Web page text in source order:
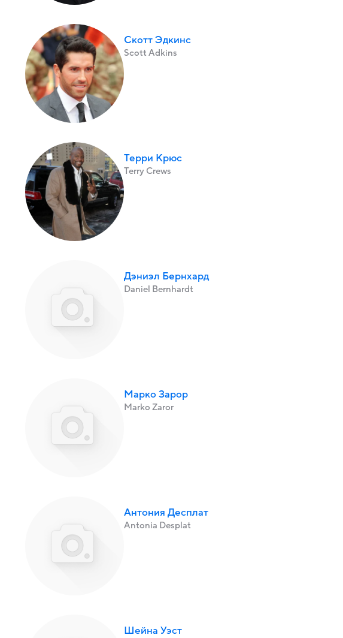
Скотт Эдкинс
Scott Adkins
Терри Крюс
Terry Crews
Дэниэл Бернхард
Daniel Bernhardt
Марко Зарор
Marko Zaror
Антония Десплат
Antonia Desplat
Шейна Уэст